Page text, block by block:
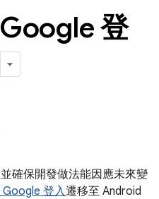
登
確保開發做法能因應未來變
登入遷移至 Android